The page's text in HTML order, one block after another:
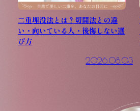
二重埋没法とは？切開法との違
い・向いている人・後悔しない選
び方
2026.08.03